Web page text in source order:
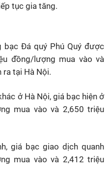
tục gia tăng.
bạc Đá quý Phú Quý được
đồng/lượng mua vào và
tại Hà Nội.
ở Hà Nội, giá bạc hiện ở
mua vào và 2,650 triệu
giá bạc giao dịch quanh
mua vào và 2,412 triệu